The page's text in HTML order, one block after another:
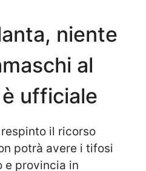
niente
al
ufficiale
respinto il ricorso
potrà avere i tifosi
e provincia in